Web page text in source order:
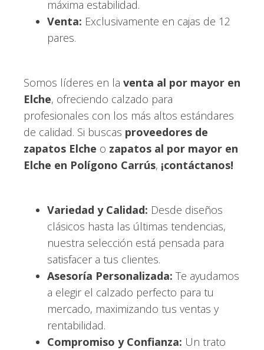
máxima estabilidad.
Venta: Exclusivamente en cajas de 12
pares.
Somos líderes en la venta al por mayor en
Elche, ofreciendo calzado para
profesionales con los más altos estándares
de calidad. Si buscas proveedores de
zapatos Elche o zapatos al por mayor en
Elche en Polígono Carrús, ¡contáctanos!
Variedad y Calidad: Desde diseños
clásicos hasta las últimas tendencias,
nuestra selección está pensada para
satisfacer a tus clientes.
Asesoría Personalizada: Te ayudamos
a elegir el calzado perfecto para tu
mercado, maximizando tus ventas y
rentabilidad.
Compromiso y Confianza: Un trato